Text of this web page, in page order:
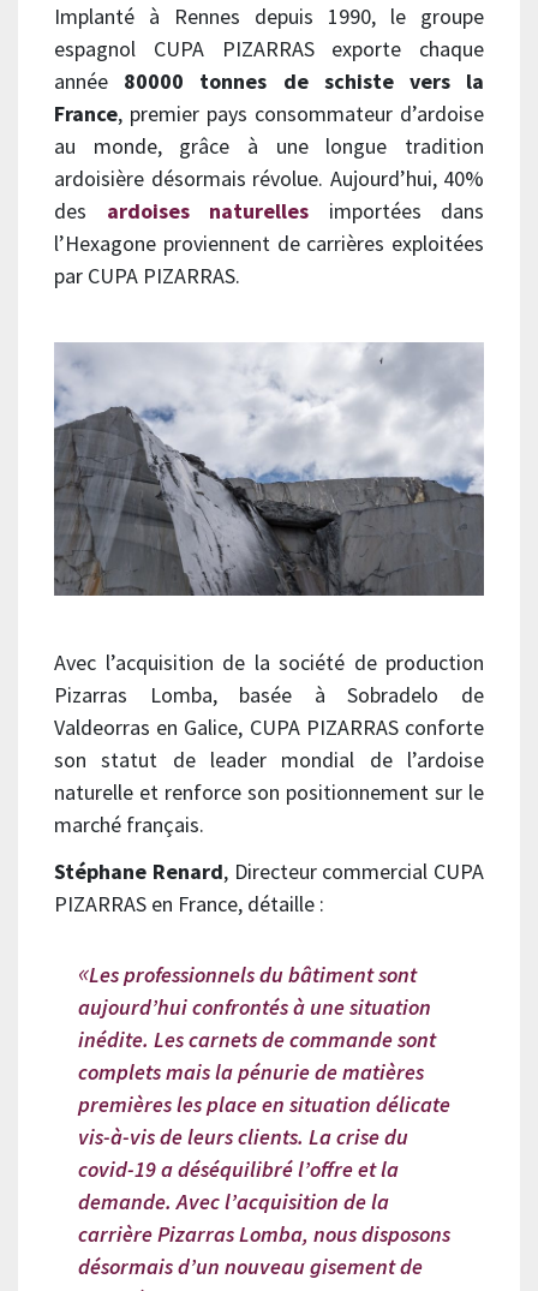
Implanté à Rennes depuis 1990, le groupe
espagnol CUPA PIZARRAS exporte chaque
année 80000 tonnes de schiste vers la
France, premier pays consommateur d’ardoise
au monde, grâce à une longue tradition
ardoisière désormais révolue. Aujourd’hui, 40%
des ardoises naturelles importées dans
l’Hexagone proviennent de carrières exploitées
par CUPA PIZARRAS.
Avec l’acquisition de la société de production
Pizarras Lomba, basée à Sobradelo de
Valdeorras en Galice, CUPA PIZARRAS conforte
son statut de leader mondial de l’ardoise
naturelle et renforce son positionnement sur le
marché français.
Stéphane Renard, Directeur commercial CUPA
PIZARRAS en France, détaille :
Les professionnels du bâtiment sont
aujourd’hui confrontés à une situation
inédite. Les carnets de commande sont
complets mais la pénurie de matières
premières les place en situation délicate
vis-à-vis de leurs clients. La crise du
covid-19 a déséquilibré l’offre et la
demande. Avec l’acquisition de la
carrière Pizarras Lomba, nous disposons
désormais d’un nouveau gisement de